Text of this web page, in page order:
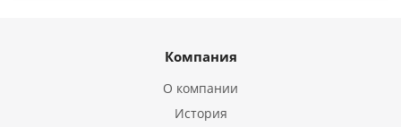
Компания
О компании
История